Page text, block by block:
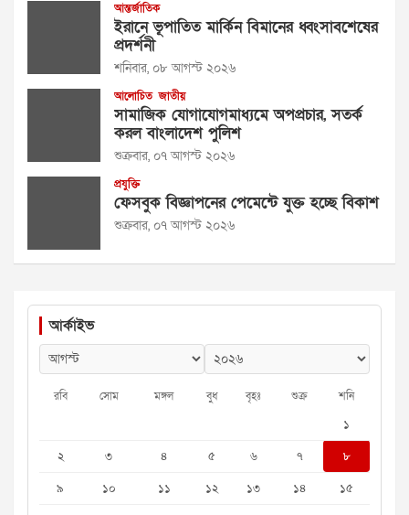
আন্তর্জাতিক
ইরানে ভূপাতিত মার্কিন বিমানের ধ্বংসাবশেষের
প্রদর্শনী
শনিবার, ০৮ আগস্ট ২০২৬
আলোচিত জাতীয়
সামাজিক যোগাযোগমাধ্যমে অপপ্রচার, সতর্ক
করল বাংলাদেশ পুলিশ
শুক্রবার, ০৭ আগস্ট ২০২৬
প্রযুক্তি
ফেসবুক বিজ্ঞাপনের পেমেন্টে যুক্ত হচ্ছে বিকাশ
শুক্রবার, ০৭ আগস্ট ২০২৬
আর্কাইভ
রবি সোম মঙ্গল বুধ বৃহঃ শুক্র শনি
১
২
৩ ৪ ৫ ৬ ৭
৮
৯
১০ ১১ ১২ ১৩ ১৪
১৫